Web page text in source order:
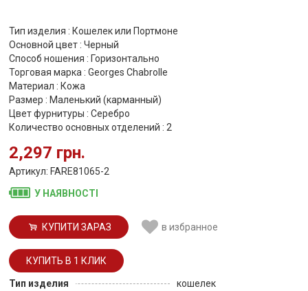
Тип изделия : Кошелек или Портмоне
Основной цвет : Черный
Способ ношения : Горизонтально
Торговая марка : Georges Chabrolle
Материал : Кожа
Размер : Маленький (карманный)
Цвет фурнитуры : Серебро
Количество основных отделений : 2
2,297 грн.
Артикул: FARE81065-2
У НАЯВНОСТІ
КУПИТИ ЗАРАЗ в избранное
Тип изделия
кошелек